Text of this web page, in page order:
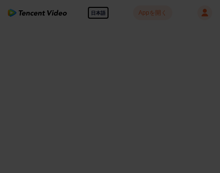
日本語 Appを開く